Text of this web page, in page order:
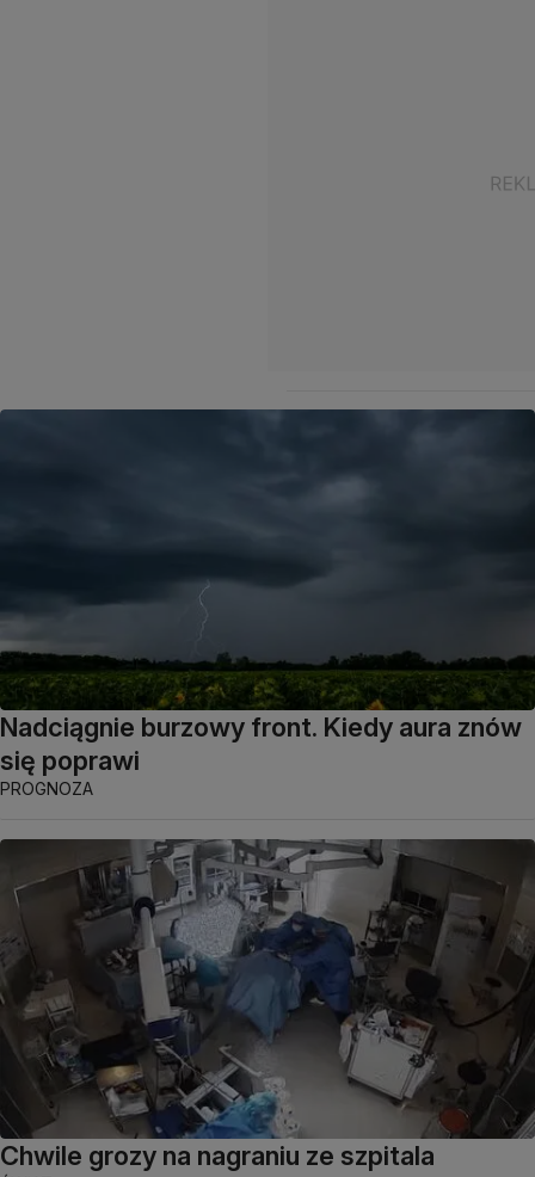
Nadciągnie burzowy front. Kiedy aura znów
się poprawi
PROGNOZA
Chwile grozy na nagraniu ze szpitala